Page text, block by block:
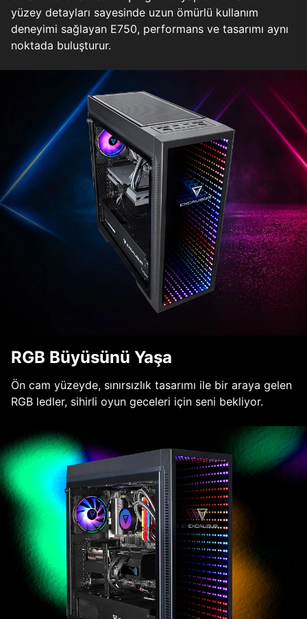
yüzey detayları sayesinde uzun ömürlü kullanım
deneyimi sağlayan E750, performans ve tasarımı aynı
noktada buluşturur.
RGB Büyüsünü Yaşa
Ön cam yüzeyde, sınırsızlık tasarımı ile bir araya gelen
RGB ledler, sihirli oyun geceleri için seni bekliyor.